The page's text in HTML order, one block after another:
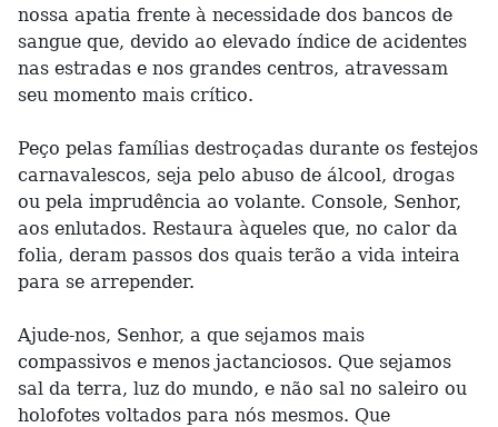
nossa apatia frente à necessidade dos bancos de
sangue que, devido ao elevado índice de acidentes
nas estradas e nos grandes centros, atravessam
seu momento mais crítico.
Peço pelas famílias destroçadas durante os festejos
carnavalescos, seja pelo abuso de álcool, drogas
ou pela imprudência ao volante. Console, Senhor,
aos enlutados. Restaura àqueles que, no calor da
folia, deram passos dos quais terão a vida inteira
para se arrepender.
Ajude-nos, Senhor, a que sejamos mais
compassivos e menos jactanciosos. Que sejamos
sal da terra, luz do mundo, e não sal no saleiro ou
holofotes voltados para nós mesmos. Que